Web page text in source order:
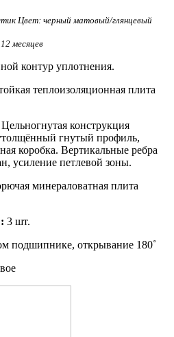
Цвет: черный матовый/глянцевый
месяцев
контур уплотнения.
теплоизоляционная плита
Цельногнутая конструкция
гнутый профиль,
коробка. Вертикальные ребра
усиление петлевой зоны.
минераловатная плита
3 шт.
подшипнике, открывание 180˚